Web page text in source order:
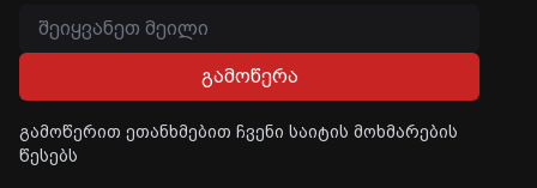
გამოწერა
გამოწერით ეთანხმებით ჩვენი საიტის მოხმარების
წესებს